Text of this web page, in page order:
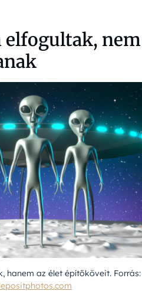
elfogultak, nem
hanem az élet építőköveit. Forrás: